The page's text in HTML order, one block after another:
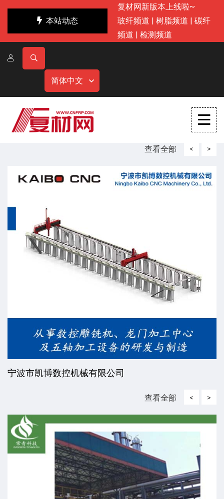
本站动态
复材网新版本上线啦~
玻纤频道 | 树脂频道 | 碳纤
频道 | 检测频道
简体中文
查看全部 <
宁波市凯博数控机械有限公司
>
查看全部 < >